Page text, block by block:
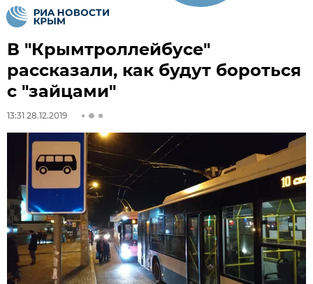
В "Крымтроллейбусе"
рассказали, как будут бороться
с "зайцами"
13:31 28.12.2019